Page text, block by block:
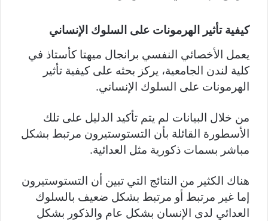
كيفية تأثير الهرمونات على السلوك الإنساني
يعمل الأخصائي النفسي برانجال ميهتا كأستاذ في
كلية لندن الجامعية، يركز بحثه على كيفية تأثير
الهرمونات على السلوك الإنساني.
من خلال البيانات لم يتم تأكيد الدليل على تلك
الأسطورة القائلة بأن التستوستيرون مرتبط بشكل
مباشر بسمات ذكورية مثل العدائية.
هناك الكثير من النتائج التي تبين أن التستوستيرون
إما غير مرتبط أو مرتبط بشكل ضعيف بالسلوك
العدائي لدى الإنسان بشكل عام والذكور بشكل